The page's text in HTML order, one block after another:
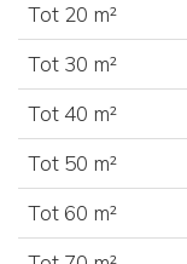
Tot 20 m²
Tot 30 m²
Tot 40 m²
Tot 50 m²
Tot 60 m²